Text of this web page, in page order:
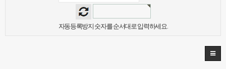
자동등록방지 숫자를 순서대로 입력하세요.